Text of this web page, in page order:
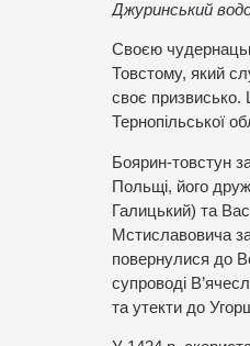
Джуринський
Своєю
Товстому, який
своє призвисько.
Тернопільської
Боярин-товстун
Польщі, його
Галицький) та
Мстиславовича
повернулися до
супроводі
та утекти до